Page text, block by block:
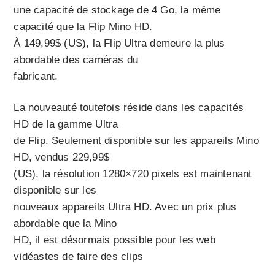
une capacité de stockage de 4 Go, la même
capacité que la Flip Mino HD.
À 149,99$ (US), la Flip Ultra demeure la plus
abordable des caméras du
fabricant.
La nouveauté toutefois réside dans les capacités
HD de la gamme Ultra
de Flip. Seulement disponible sur les appareils Mino
HD, vendus 229,99$
(US), la résolution 1280×720 pixels est maintenant
disponible sur les
nouveaux appareils Ultra HD. Avec un prix plus
abordable que la Mino
HD, il est désormais possible pour les web
vidéastes de faire des clips